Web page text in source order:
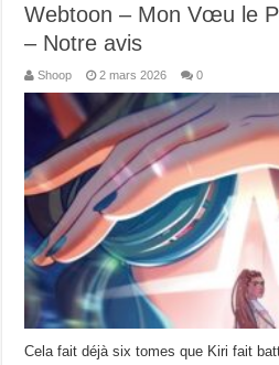
Webtoon – Mon Vœu le
– Notre avis
Shoop 2 mars 2026 0
Cela fait déjà six tomes que Kiri fait